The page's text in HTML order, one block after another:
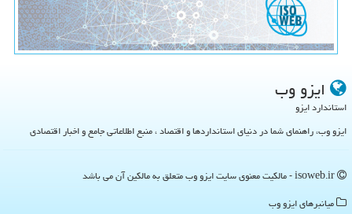
ایزو وب
استاندارد ایزو
ایزو وب، راهنمای شما در دنیای استانداردها و اقتصاد ، منبع اطلاعاتی جامع و اخبار اقتصادی
میانبرهای ایزو وب